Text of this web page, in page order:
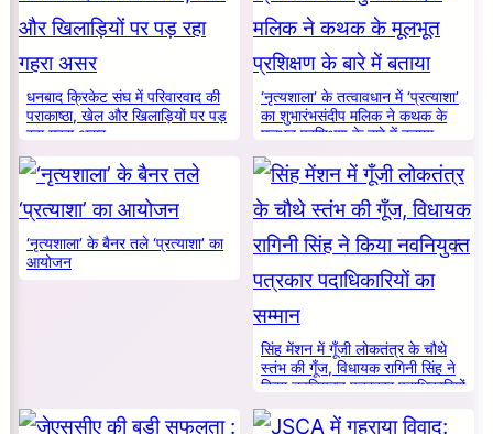
धनबाद क्रिकेट संघ में परिवारवाद की
पराकाष्ठा, खेल और खिलाड़ियों पर पड़
रहा गहरा असर
‘नृत्यशाला’ के तत्वावधान में ‘प्रत्याशा’
का शुभारंभसंदीप मलिक ने कथक के
मूलभूत प्रशिक्षण के बारे में बताया
‘नृत्यशाला’ के बैनर तले ‘प्रत्याशा’ का
आयोजन
सिंह मेंशन में गूँजी लोकतंत्र के चौथे
स्तंभ की गूँज, विधायक रागिनी सिंह ने
किया नवनियुक्त पत्रकार पदाधिकारियों
का सम्मान